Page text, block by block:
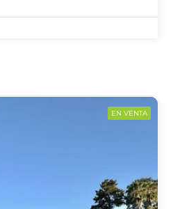
EN VENTA